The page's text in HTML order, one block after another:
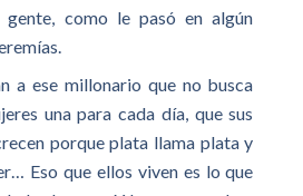
como le pasó en algún
a ese millonario que no busca
una para cada día, que sus
porque plata llama plata y
Eso que ellos viven es lo que